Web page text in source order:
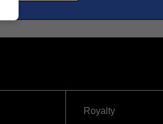
Royalty